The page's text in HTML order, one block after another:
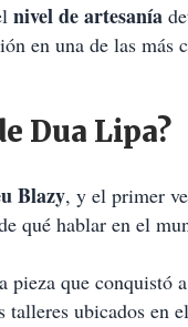
nivel de artesanía
en una de las más
Dua Lipa?
Blazy, y el primer
qué hablar en el
pieza que conquistó
ubicados en